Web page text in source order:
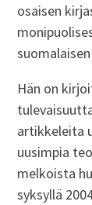
osaisen
Hän on
artikkeleita
uusimpia
melkoista
syksyllä